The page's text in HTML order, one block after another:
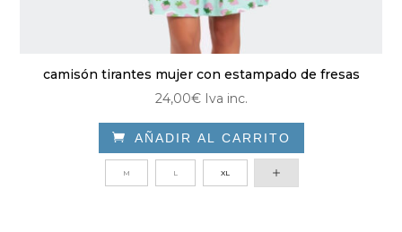
camisón tirantes mujer con estampado de fresas
24,00€ Iva inc.
 AÑADIR AL CARRITO
Este
producto
M L XL